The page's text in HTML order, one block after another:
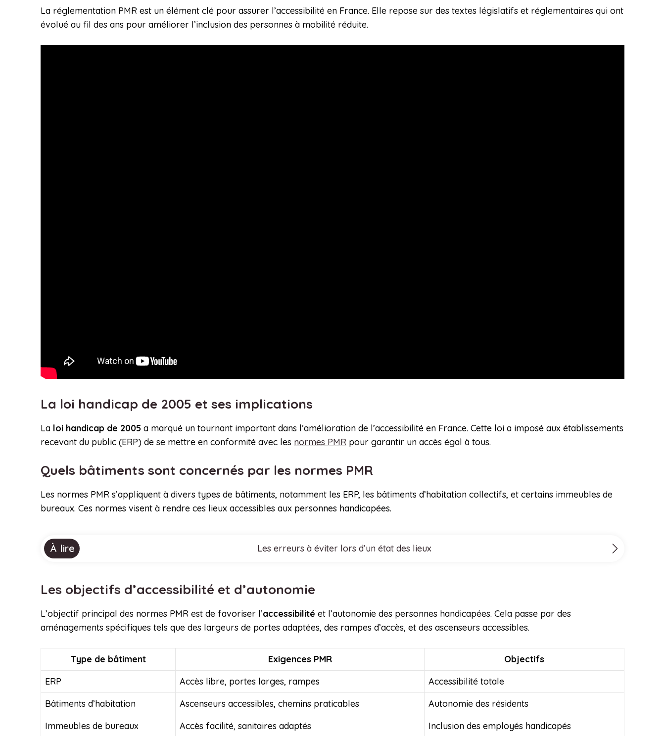
La réglementation PMR est un élément clé pour assurer l’accessibilité en France. Elle repose sur des textes législatifs et réglementaires qui ont
évolué au fil des ans pour améliorer l’inclusion des personnes à mobilité réduite.
La loi handicap de 2005 et ses implications
La loi handicap de 2005 a marqué un tournant important dans l’amélioration de l’accessibilité en France. Cette loi a imposé aux établissements
recevant du public (ERP) de se mettre en conformité avec les normes PMR pour garantir un accès égal à tous.
Quels bâtiments sont concernés par les normes PMR
Les normes PMR s’appliquent à divers types de bâtiments, notamment les ERP, les bâtiments d’habitation collectifs, et certains immeubles de
bureaux. Ces normes visent à rendre ces lieux accessibles aux personnes handicapées.
À lire Les erreurs à éviter lors d’un état des lieux
Les objectifs d’accessibilité et d’autonomie
L’objectif principal des normes PMR est de favoriser l’accessibilité et l’autonomie des personnes handicapées. Cela passe par des
aménagements spécifiques tels que des largeurs de portes adaptées, des rampes d’accès, et des ascenseurs accessibles.
Type de bâtiment Exigences PMR
Objectifs
ERP
Accès libre, portes larges, rampes
Accessibilité totale
Bâtiments d’habitation
Ascenseurs accessibles, chemins praticables
Autonomie des résidents
Immeubles de bureaux
Accès facilité, sanitaires adaptés Inclusion des employés handicapés